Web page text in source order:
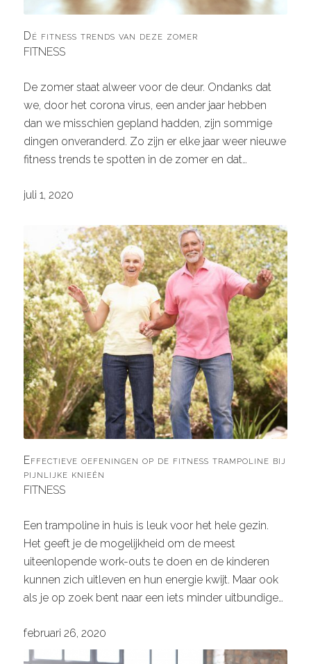
Dé fitness trends van deze zomer
FITNESS
De zomer staat alweer voor de deur. Ondanks dat
we, door het corona virus, een ander jaar hebben
dan we misschien gepland hadden, zijn sommige
dingen onveranderd. Zo zijn er elke jaar weer nieuwe
fitness trends te spotten in de zomer en dat…
juli 1, 2020
Effectieve oefeningen op de fitness trampoline bij
pijnlijke knieën
FITNESS
Een trampoline in huis is leuk voor het hele gezin.
Het geeft je de mogelijkheid om de meest
uiteenlopende work-outs te doen en de kinderen
kunnen zich uitleven en hun energie kwijt. Maar ook
als je op zoek bent naar een iets minder uitbundige…
februari 26, 2020